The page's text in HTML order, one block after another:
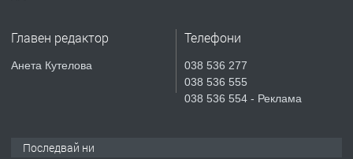
Къртене на бетон! Събаряне на
Главен редактор
Анета Кутелова
Телефони
038 536 277
038 536 555
038 536 554 - Реклама
Последвай ни